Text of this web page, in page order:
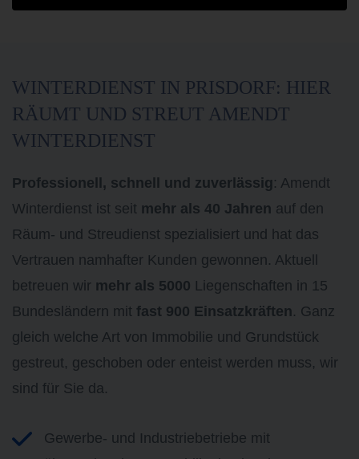
WINTERDIENST IN PRISDORF: HIER
RÄUMT UND STREUT AMENDT
WINTERDIENST
Professionell, schnell und zuverlässig : Amendt
Winterdienst ist seit mehr als 40 Jahren auf den
Räum- und Streudienst spezialisiert und hat das
Vertrauen namhafter Kunden gewonnen. Aktuell
betreuen wir mehr als 5000 Liegenschaften in 15
Bundesländern mit fast 900 Einsatzkräften. Ganz
gleich welche Art von Immobilie und Grundstück
gestreut, geschoben oder enteist werden muss, wir
sind für Sie da.
Gewerbe- und Industriebetriebe mit